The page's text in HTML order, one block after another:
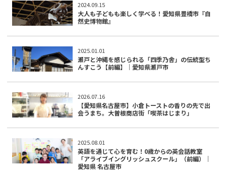
2024.09.15
大人も子どもも楽しく学べる！愛知県豊橋市『自
然史博物館』
2025.01.01
瀬戸と沖縄を感じられる「四季乃舎」の伝統型ち
んすこう【前編】｜愛知県瀬戸市
2026.07.16
【愛知県名古屋市】小倉トーストの香りの先で出
会うまち。大曽根商店街「喫茶はじまり」
2025.08.01
英語を通じて心を育む！0歳からの英会話教室
「アライブイングリッシュスクール」（前編）｜
愛知県 名古屋市